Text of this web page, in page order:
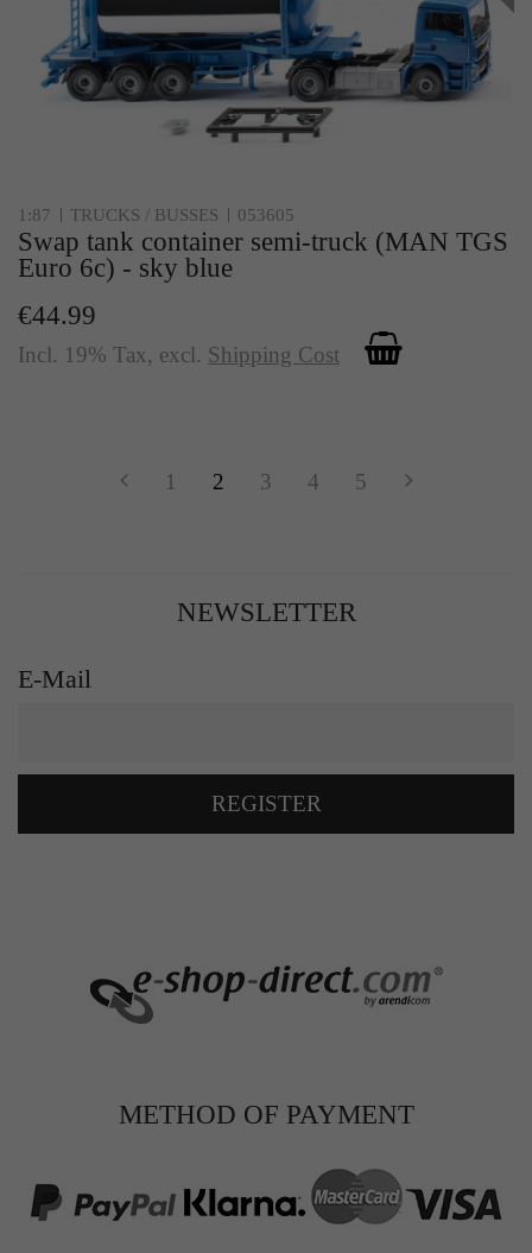
1:87 TRUCKS / BUSSES 053605
Swap tank container semi-truck (MAN TGS
Euro 6c) - sky blue
€44.99
Incl. 19% Tax, excl. Shipping Cost
1 2 3 4 5
NEWSLETTER
E-Mail
REGISTER
METHOD OF PAYMENT